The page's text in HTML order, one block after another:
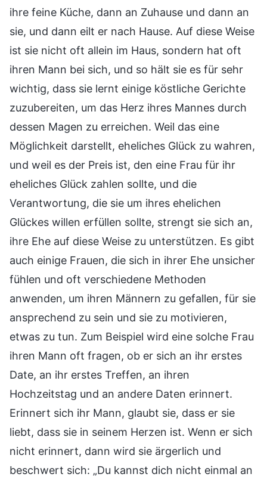
ihre feine Küche, dann an Zuhause und dann an
sie, und dann eilt er nach Hause. Auf diese Weise
ist sie nicht oft allein im Haus, sondern hat oft
ihren Mann bei sich, und so hält sie es für sehr
wichtig, dass sie lernt einige köstliche Gerichte
zuzubereiten, um das Herz ihres Mannes durch
dessen Magen zu erreichen. Weil das eine
Möglichkeit darstellt, eheliches Glück zu wahren,
und weil es der Preis ist, den eine Frau für ihr
eheliches Glück zahlen sollte, und die
Verantwortung, die sie um ihres ehelichen
Glückes willen erfüllen sollte, strengt sie sich an,
ihre Ehe auf diese Weise zu unterstützen. Es gibt
auch einige Frauen, die sich in ihrer Ehe unsicher
fühlen und oft verschiedene Methoden
anwenden, um ihren Männern zu gefallen, für sie
ansprechend zu sein und sie zu motivieren,
etwas zu tun. Zum Beispiel wird eine solche Frau
ihren Mann oft fragen, ob er sich an ihr erstes
Date, an ihr erstes Treffen, an ihren
Hochzeitstag und an andere Daten erinnert.
Erinnert sich ihr Mann, glaubt sie, dass er sie
liebt, dass sie in seinem Herzen ist. Wenn er sich
nicht erinnert, dann wird sie ärgerlich und
beschwert sich: „Du kannst dich nicht einmal an